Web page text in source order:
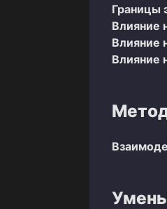
Границы
Влияние
Влияние
Влияние